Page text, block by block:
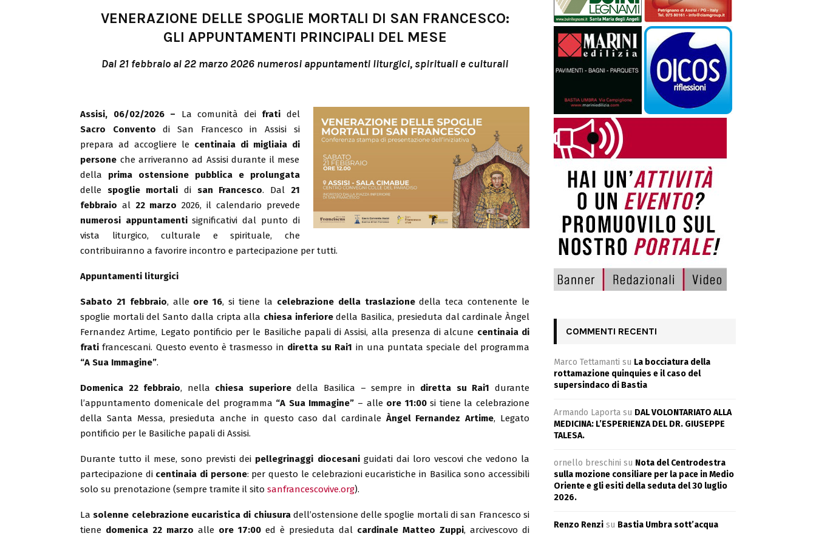
VENERAZIONE DELLE SPOGLIE MORTALI DI SAN FRANCESCO:
GLI APPUNTAMENTI PRINCIPALI DEL MESE
Dal 21 febbraio al 22 marzo 2026 numerosi appuntamenti liturgici, spirituali e culturali
Assisi, 06/02/2026 – La comunità dei frati del
Sacro Convento di San Francesco in Assisi si
prepara ad accogliere le centinaia di migliaia di
persone che arriveranno ad Assisi durante il mese
della prima ostensione pubblica e prolungata
delle spoglie mortali di san Francesco. Dal 21
febbraio al 22 marzo 2026, il calendario prevede
numerosi appuntamentisignificativi dal punto di
vista liturgico, culturale e spirituale, che
contribuiranno a favorire incontro e partecipazione per tutti.
Appuntamenti liturgici
Sabato 21 febbraio, alle ore 16, si tiene la celebrazione della traslazionedella teca contenente le
spoglie mortali del Santo dalla cripta alla chiesa inferioredella Basilica, presieduta dal cardinale Àngel
Fernandez Artime, Legato pontificio per le Basiliche papali di Assisi, alla presenza di alcune centinaia di
frati francescani. Questo evento è trasmesso in diretta su Rai1 in una puntata speciale del programma
“A Sua Immagine”.
Domenica 22 febbraio, nella chiesa superioredella Basilica – sempre in diretta su Rai1 durante
l’appuntamento domenicale del programma “A Sua Immagine” – alle ore 11:00si tiene la celebrazione
della Santa Messa, presieduta anche in questo caso dal cardinale Àngel Fernandez Artime, Legato
pontificio per le Basiliche papali di Assisi.
Durante tutto il mese, sono previsti dei pellegrinaggi diocesaniguidati dai loro vescovi che vedono la
partecipazione di centinaia di persone: per questo le celebrazioni eucaristiche in Basilica sono accessibili
solo su prenotazione (sempre tramite il sito sanfrancescovive.org).
Lasolenne celebrazione eucaristica di chiusuradell’ostensione delle spoglie mortali di san Francesco si
tiene domenica 22 marzo alle ore 17:00 ed è presieduta dal cardinale Matteo Zuppi, arcivescovo di
COMMENTI RECENTI
Marco Tettamanti su La bocciatura della
rottamazione quinquies e il caso del
supersindaco di Bastia
Armando Laporta su DAL VOLONTARIATO ALLA
MEDICINA: L’ESPERIENZA DEL DR. GIUSEPPE
TALESA.
ornello breschini su Nota del Centrodestra
sulla mozione consiliare per la pace in Medio
Oriente e gli esiti della seduta del 30 luglio
2026.
Renzo Renzi su Bastia Umbra sott’acqua